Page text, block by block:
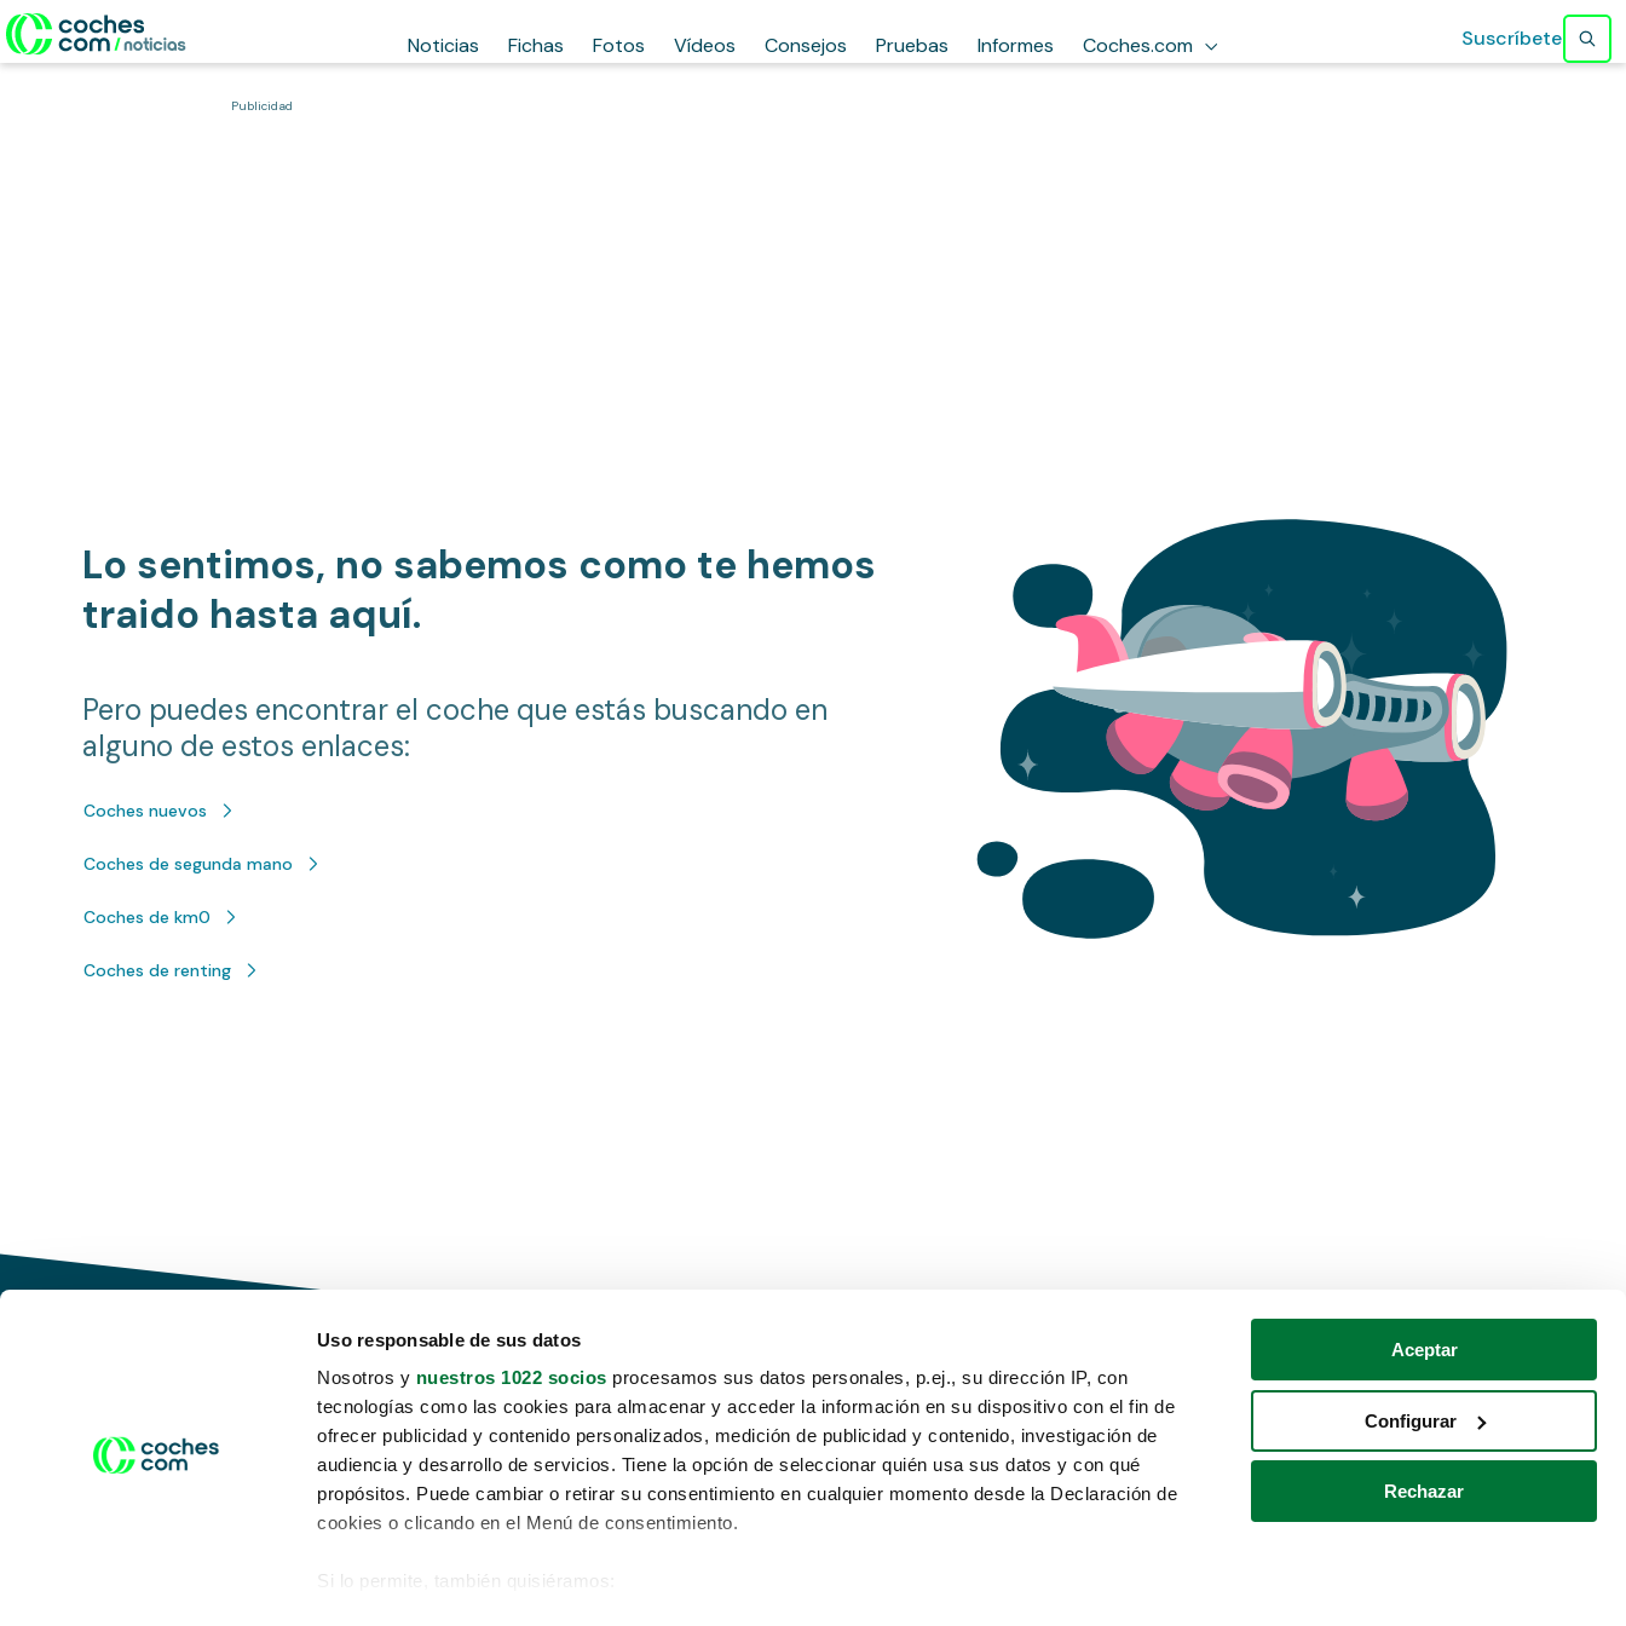
Uso responsable de sus datos
Nosotros y nuestros 1022 socios procesamos sus datos personales, p.ej., su dirección IP, con
tecnologías como las cookies para almacenar y acceder la información en su dispositivo con el fin de
ofrecer publicidad y contenido personalizados, medición de publicidad y contenido, investigación de
audiencia y desarrollo de servicios. Tiene la opción de seleccionar quién usa sus datos y con qué
propósitos. Puede cambiar o retirar su consentimiento en cualquier momento desde la Declaración de
cookies o clicando en el Menú de consentimiento.
Si lo permite, también quisiéramos:
Aceptar
Configurar
Rechazar
Noticias Fichas Fotos Vídeos Consejos Pruebas Informes Coches.com Suscríbete
Publicidad
Lo sentimos, no sabemos como te hemos
traido hasta aquí.
Pero puedes encontrar el coche que estás buscando en
alguno de estos enlaces:
Coches nuevos
Coches de segunda mano
Coches de km0
Coches de renting
Conduce tu futuro,
desata tu movilidad